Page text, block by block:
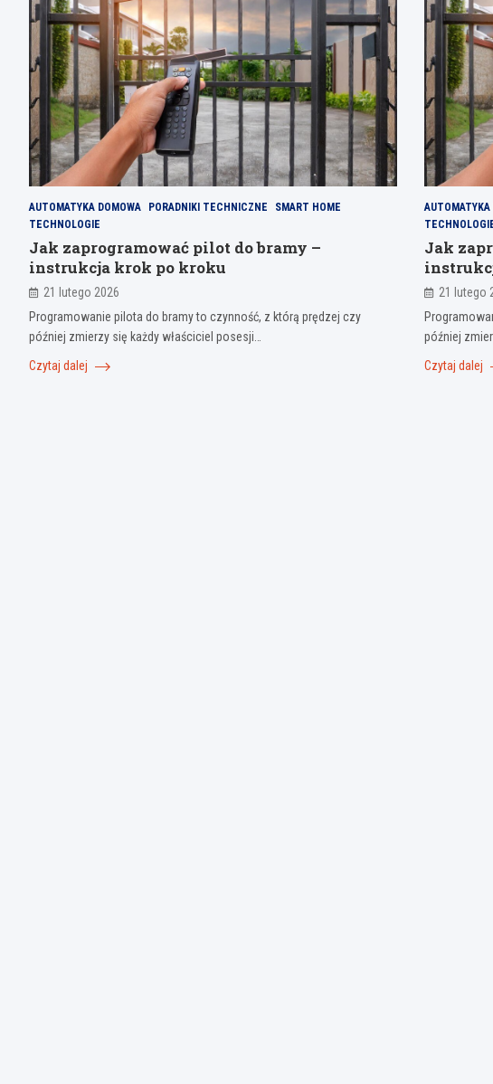
AUTOMATYKA DOMOWA PORADNIKI TECHNICZNE
SMART HOME
TECHNOLOGIE
Jak zaprogramować pilot do bramy –
instrukcja krok po kroku
21 lutego 2026
Programowanie pilota do bramy to czynność, z którą prędzej czy
później zmierzy się każdy właściciel posesji…
Czytaj dalej
AUTOMATYKA
Jak
21 lutego
później
Czytaj dalej